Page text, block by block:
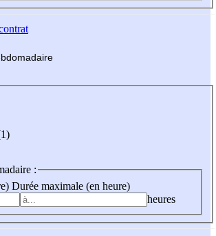
madaire
:
Durée maximale (en heure)
heures